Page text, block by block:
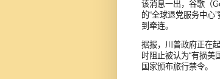
该消息一出，谷歌（
的“全球退党服务中心
到牵连。
据报，川普政府正在
时阻止被认为“有损
国家颁布旅行禁令。